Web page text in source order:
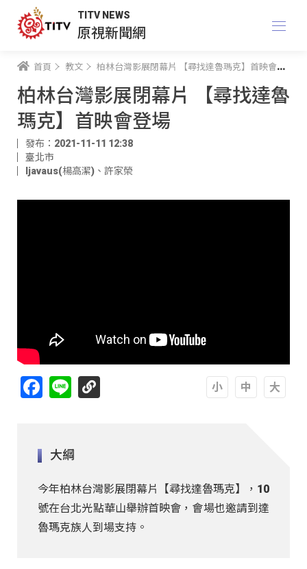
TITV NEWS
原視新聞網
首頁 教文 柏林台灣影展閉幕片 【尋找達魯瑪克】首映會登場
柏林台灣影展閉幕片 【尋找達魯
瑪克】首映會登場
發布：2021-11-11 12:38
臺北市
ljavaus(楊高潔) 、 許家榮
Facebook
Line
大綱
今年柏林台灣影展閉幕片【尋找達魯瑪克】，10
號在台北光點華山舉辦首映會，會場也邀請到達
魯瑪克族人到場支持。